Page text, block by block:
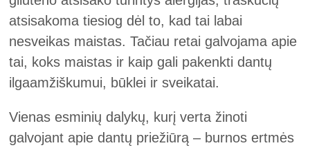
atsisakoma tiesiog dėl to, kad tai labai
nesveikas maistas. Tačiau retai galvojama apie
tai, koks maistas ir kaip gali pakenkti dantų
ilgaamžiškumui, būklei ir sveikatai.
Vienas esminių dalykų, kurį verta žinoti
galvojant apie dantų priežiūrą – burnos ertmės